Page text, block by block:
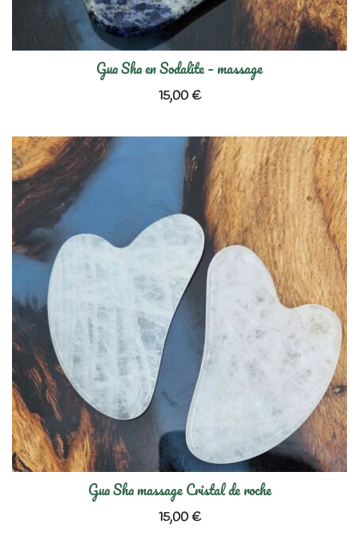
Gua Sha en Sodalite – massage
15,00€
Gua Sha massage Cristal de roche
15,00€